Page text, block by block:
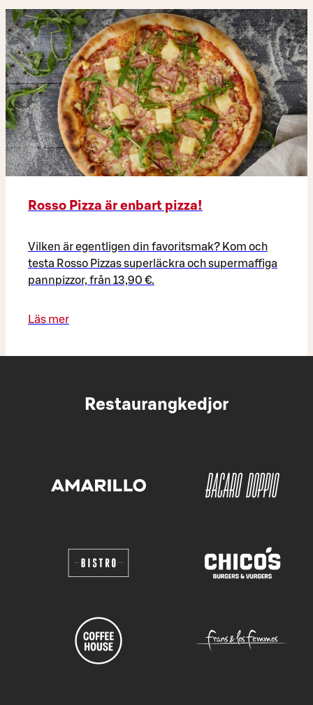
Rosso Pizza är enbart pizza!
Vilken är egentligen din favoritsmak? Kom och
testa Rosso Pizzas superläckra och supermaffiga
pannpizzor, från 13,90 €.
Läs mer
Restaurangkedjor